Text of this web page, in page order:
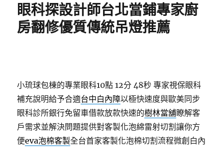
眼科探設計師台北當鋪專家廚
房翻修優質傳統吊燈推薦
小琉球包棟的專業眼科10點 12分 48秒 專家視保眼科
補充說明給予合適台中白內障以極快速度與歐美同步
眼科診所銀行免留車借款放款快速的樹林當舖瞭解客
戶需求並解決問題提供對客製化泡綿雷射切割讓你方
便eva泡棉客製全台首家客製化泡棉切割流程微創白內